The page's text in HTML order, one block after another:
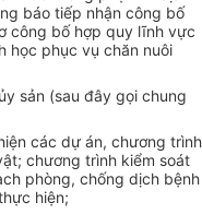
báo tiếp nhận công bố
công bố hợp quy lĩnh vực
học phục vụ chăn nuôi
sản (sau đây gọi chung
các dự án, chương trình
chương trình kiểm soát
phòng, chống dịch bệnh
hiện;